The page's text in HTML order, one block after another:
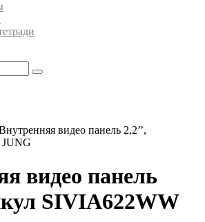
видео панель 2,2’’,
JUNG
видео панель
SIVIA622WW